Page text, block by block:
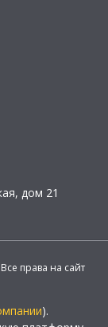
дом 21
права на сайт
).